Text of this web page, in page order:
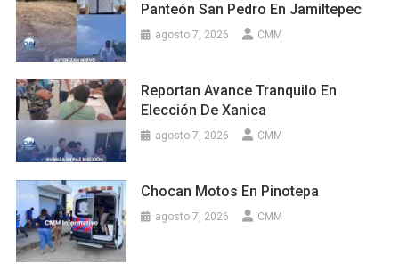
Panteón San Pedro En Jamiltepec
agosto 7, 2026 CMM
Reportan Avance Tranquilo En
Elección De Xanica
agosto 7, 2026 CMM
Chocan Motos En Pinotepa
agosto 7, 2026 CMM